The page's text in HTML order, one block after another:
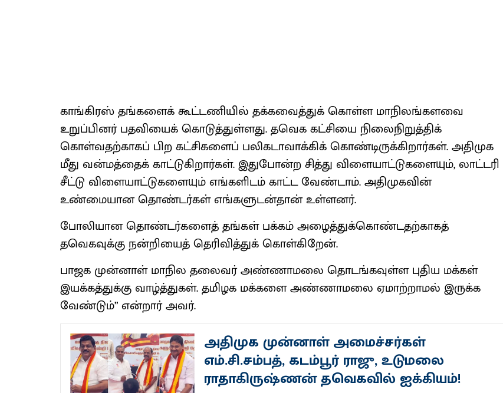
காங்கிரஸ் தங்களைக் கூட்டணியில் தக்கவைத்துக் கொள்ள மாநிலங்களவை
உறுப்பினர் பதவியைக் கொடுத்துள்ளது. தவெக கட்சியை நிலைநிறுத்திக்
கொள்வதற்காகப் பிற கட்சிகளைப் பலிகடாவாக்கிக் கொண்டிருக்கிறார்கள். அதிமுக
மீது வன்மத்தைக் காட்டுகிறார்கள். இதுபோன்ற சித்து விளையாட்டுகளையும், லாட்டரி
சீட்டு விளையாட்டுகளையும் எங்களிடம் காட்ட வேண்டாம். அதிமுகவின்
உண்மையான தொண்டர்கள் எங்களுடன்தான் உள்ளனர்.
போலியான தொண்டர்களைத் தங்கள் பக்கம் அழைத்துக்கொண்டதற்காகத்
தவெகவுக்கு நன்றியைத் தெரிவித்துக் கொள்கிறேன்.
பாஜக முன்னாள் மாநில தலைவர் அண்ணாமலை தொடங்கவுள்ள புதிய மக்கள்
இயக்கத்துக்கு வாழ்த்துகள். தமிழக மக்களை அண்ணாமலை ஏமாற்றாமல் இருக்க
வேண்டும்” என்றார் அவர்.
அதிமுக முன்னாள் அமைச்சர்கள்
எம்.சி.சம்பத், கடம்பூர் ராஜு, உடுமலை
ராதாகிருஷ்ணன் தவெகவில் ஐக்கியம்!